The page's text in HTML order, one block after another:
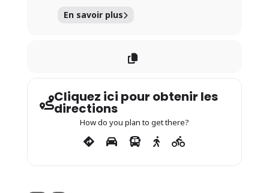
En savoir plus
Cliquez ici pour obtenir les
directions
How do you plan to get there?